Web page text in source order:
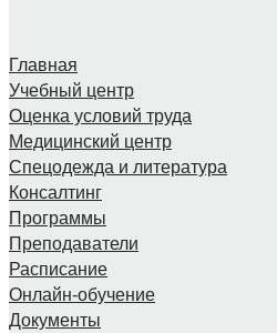
Главная
Учебный центр
Оценка условий труда
Медицинский центр
Спецодежда и литература
Консалтинг
Программы
Преподаватели
Расписание
Онлайн-обучение
Документы